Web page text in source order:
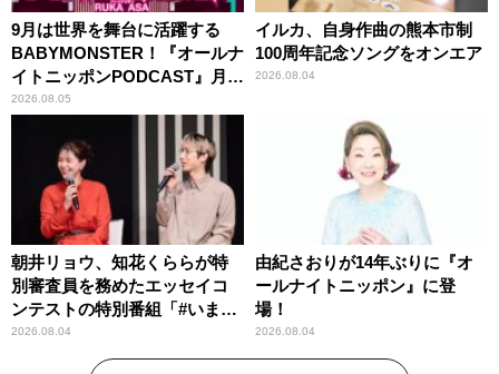
9月は世界を舞台に活躍する
BABYMONSTER！『オールナ
イトニッポンPODCAST』月替
わりパーソナリティ
2026.08.05
イルカ、自身作曲の熊本市制
100周年記念ソングをオンエア
2026.08.04
朝井リョウ、知花くららが特
別審査員を務めたエッセイコ
ンテストの特別番組「#いまあ
なたに伝えたいこと」
2026.08.04
由紀さおりが14年ぶりに『オ
ールナイトニッポン』に登
場！
2026.08.04